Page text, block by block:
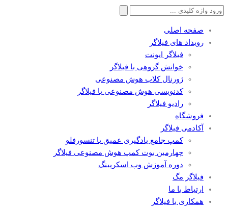
جستجو
صفحه اصلی
رویداد های فیلاگر
فیلاگر ایونت
خوانش گروهی با فیلاگر
ژورنال کلاب هوش مصنوعی
کدنویسی هوش مصنوعی با فیلاگر
رادیو فیلاگر
فروشگاه
آکادمی فیلاگر
کمپ جامع یادگیری عمیق با تنسورفلو
چهارمین بوت کمپ هوش مصنوعی فیلاگر
دوره آموزش وب اسکرپینگ
فیلاگر مگ
ارتباط با ما
همکاری با فیلاگر